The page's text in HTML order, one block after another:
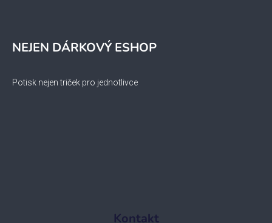
NEJEN DÁRKOVÝ ESHOP
Potisk nejen triček pro jednotlivce
Kontakt